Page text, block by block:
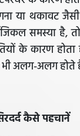
या थकावट
समस्या है,
के कारण
अलग-अलग होते
कैसे पहचानें